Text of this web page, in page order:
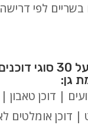
בשריים לפי
בחרו מתוך מעל 30
גן:
| דוכן טאבון |
| דוכן אומלטים